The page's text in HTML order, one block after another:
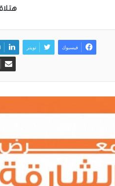
فيسبوك تويتر